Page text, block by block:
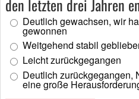
den letzten drei Jahren
Deutlich gewachsen, wir
gewonnen
Weitgehend stabil
Leicht zurückgegangen
Deutlich zurückgegangen,
eine große